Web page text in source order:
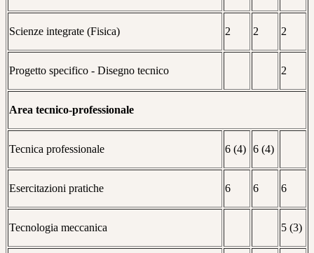
Scienze integrate (Fisica) 2 2 2
Progetto specifico - Disegno tecnico 2
Area tecnico-professionale
Tecnica professionale 6 (4) 6 (4)
Esercitazioni pratiche 6 6 6
Tecnologia meccanica 5 (3)